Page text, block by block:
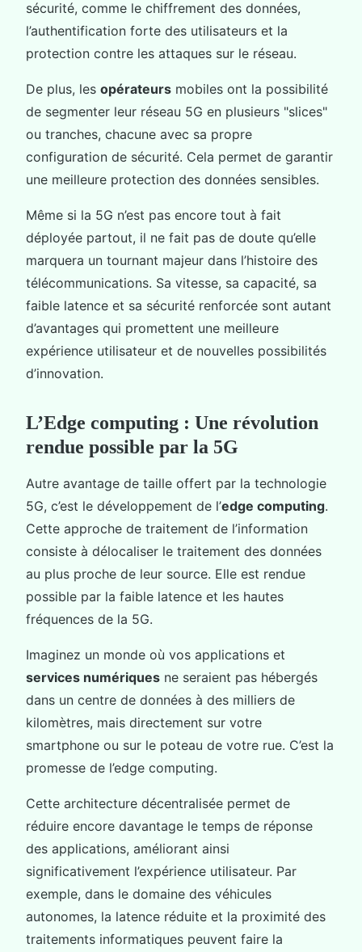
sécurité, comme le chiffrement des données,
l’authentification forte des utilisateurs et la
protection contre les attaques sur le réseau.
De plus, les opérateurs mobiles ont la possibilité
de segmenter leur réseau 5G en plusieurs "slices"
ou tranches, chacune avec sa propre
configuration de sécurité. Cela permet de garantir
une meilleure protection des données sensibles.
Même si la 5G n’est pas encore tout à fait
déployée partout, il ne fait pas de doute qu’elle
marquera un tournant majeur dans l’histoire des
télécommunications. Sa vitesse, sa capacité, sa
faible latence et sa sécurité renforcée sont autant
d’avantages qui promettent une meilleure
expérience utilisateur et de nouvelles possibilités
d’innovation.
L’Edge computing : Une révolution
rendue possible par la 5G
Autre avantage de taille offert par la technologie
5G, c’est le développement de l’edge computing.
Cette approche de traitement de l’information
consiste à délocaliser le traitement des données
au plus proche de leur source. Elle est rendue
possible par la faible latence et les hautes
fréquences de la 5G.
Imaginez un monde où vos applications et
services numériques ne seraient pas hébergés
dans un centre de données à des milliers de
kilomètres, mais directement sur votre
smartphone ou sur le poteau de votre rue. C’est la
promesse de l’edge computing.
Cette architecture décentralisée permet de
réduire encore davantage le temps de réponse
des applications, améliorant ainsi
significativement l’expérience utilisateur. Par
exemple, dans le domaine des véhicules
autonomes, la latence réduite et la proximité des
traitements informatiques peuvent faire la